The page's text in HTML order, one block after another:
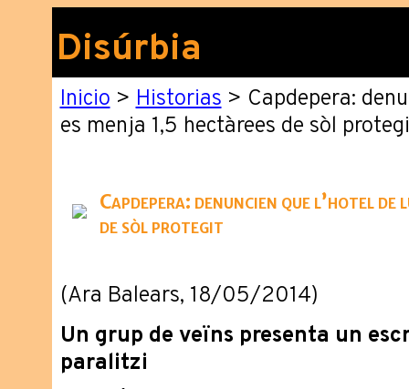
Disúrbia
Inicio>Historias> Capdepera:
es menja 1,5 hectàrees de sòl
Capdepera: denuncien que l’hotel de
de sòl protegit
(Ara Balears, 18/05/2014)
Un grup de veïns presenta un
paralitzi